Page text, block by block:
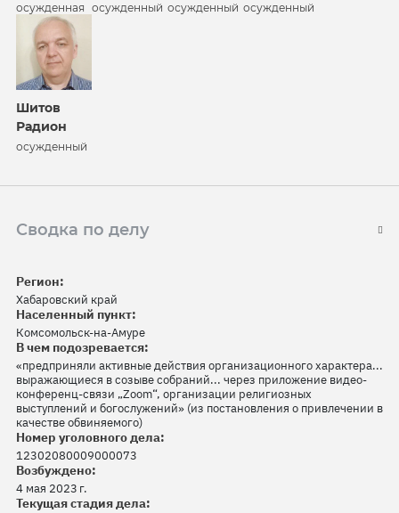
осужденная осужденный осужденный осужденный
Шитов
Радион
осужденный
Сводка по делу
Регион:
Хабаровский край
Населенный пункт:
Комсомольск-на-Амуре
В чем подозревается:
«предприняли активные действия организационного характера...
выражающиеся в созыве собраний... через приложение видео-
конференц-связи „Zoom“, организации религиозных
выступлений и богослужений» (из постановления о привлечении в
качестве обвиняемого)
Номер уголовного дела:
12302080009000073
Возбуждено:
4 мая 2023 г.
Текущая стадия дела: